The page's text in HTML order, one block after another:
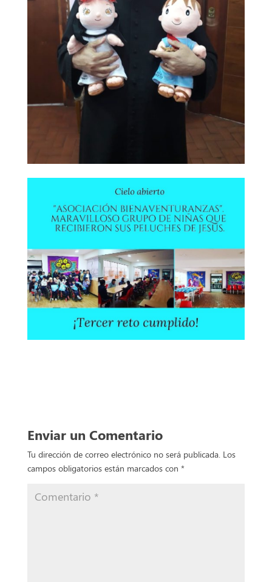
Enviar un Comentario
Tu dirección de correo electrónico no será publicada. Los
campos obligatorios están marcados con *